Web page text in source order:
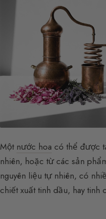
Một nước hoa có thể được
nhiên, hoặc từ các sản
nguyên liệu tự nhiên, có
chiết xuất tinh dầu, hay tinh